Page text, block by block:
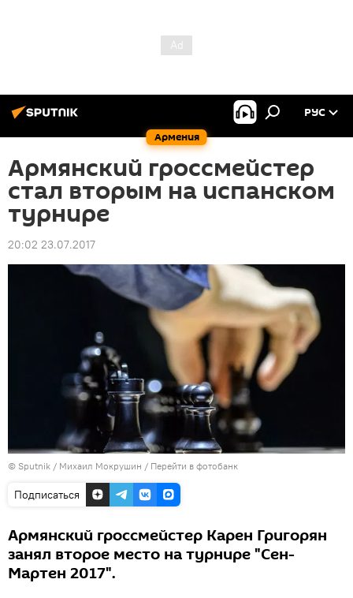
Армения
РУС
Армянский гроссмейстер
стал вторым на испанском
турнире
20:02 23.07.2017
© Sputnik / Михаил Мокрушин / Перейти в фотобанк
Подписаться
Армянский гроссмейстер Карен Григорян
занял второе место на турнире "Сен-
Мартен 2017".